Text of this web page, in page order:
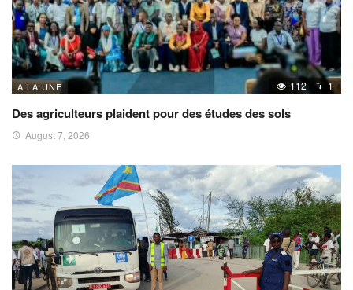
A LA UNE 112 1
Des agriculteurs plaident pour des études des sols
August 7, 2026